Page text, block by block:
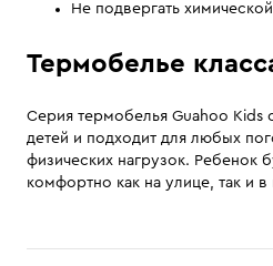
Не подвергать
Термобелье
Серия термобелья Guahoo Kids
детей и подходит для любых
физических нагрузок. Ребенок
комфортно как на улице, так и